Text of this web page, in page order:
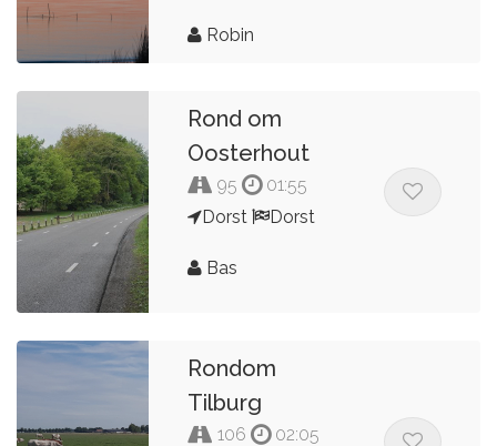
Robin
Rond om
Oosterhout
95
01:55
Dorst
Dorst
Bas
Rondom
Tilburg
106
02:05